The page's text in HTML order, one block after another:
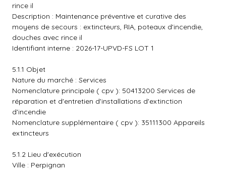
rince il
Description : Maintenance préventive et curative des
moyens de secours : extincteurs, RIA, poteaux d'incendie,
douches avec rince il
Identifiant interne : 2026-17-UPVD-FS LOT 1
5.1.1 Objet
Nature du marché : Services
Nomenclature principale ( cpv ): 50413200 Services de
réparation et d'entretien d'installations d'extinction
d'incendie
Nomenclature supplémentaire ( cpv ): 35111300 Appareils
extincteurs
5.1.2 Lieu d'exécution
Ville : Perpignan